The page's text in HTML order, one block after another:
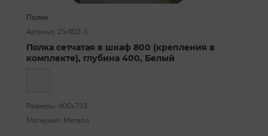
Полки
Артикул: 25-002-3
Полка сетчатая в шкаф 800 (крепления в
комплекте), глубина 400, Белый
Размеры: 400х753
Материал: Металл